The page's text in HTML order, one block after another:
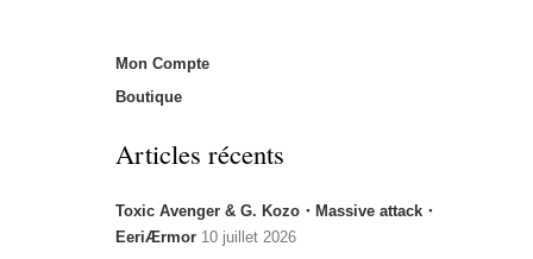
Mon Compte
Boutique
Articles récents
Toxic Avenger & G. Kozo・Massive attack・
EeriÆrmor 10 juillet 2026